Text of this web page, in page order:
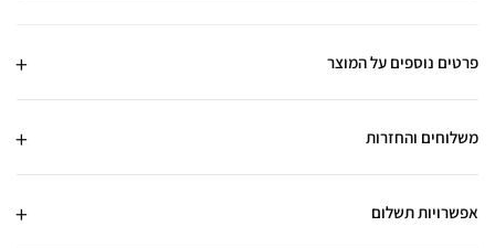
פרטים נוספים על המוצר
משלוחים והחזרות
אפשרויות תשלום